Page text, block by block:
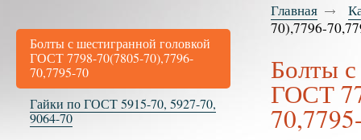
Болты с шестигранной головкой
ГОСТ 7798-70(7805-70),7796-
70,7795-70
Гайки по ГОСТ 5915-70, 5927-70,
9064-70
Главная
70),7796-
Болты
ГОСТ